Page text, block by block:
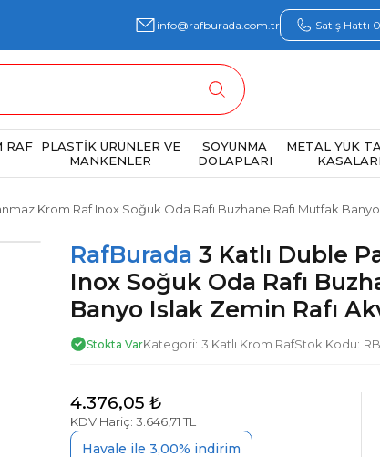
info@rafburada.com.tr Satış Hattı
RAF
PLASTİK ÜRÜNLER VE
MANKENLER
SOYUNMA
DOLAPLARI
METAL YÜK
KASALARI
Krom Raf Inox Soğuk Oda Rafı Buzhane Rafı Mutfak
RafBurada 3 Katlı Duble
Inox Soğuk Oda Rafı
Banyo Islak Zemin Rafı
Stokta VarKategori 3 Katlı Krom RafStok Kodu
4.376,05 ₺
KDV Hariç: 3.646,71 TL
Havale ile 3,00% indirim